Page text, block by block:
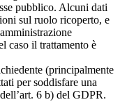
pubblico. Alcuni dati
sul ruolo ricoperto, e
caso il trattamento è
(principalmente
per soddisfare una
6 b) del GDPR.